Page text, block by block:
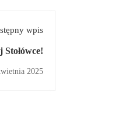
wpis
2025